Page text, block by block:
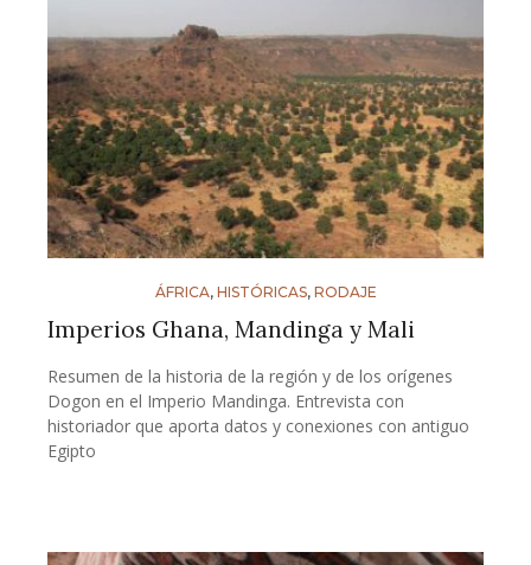
ÁFRICA, HISTÓRICAS, RODAJE
Imperios Ghana, Mandinga y Mali
Resumen de la historia de la región y de los orígenes
Dogon en el Imperio Mandinga. Entrevista con
historiador que aporta datos y conexiones con antiguo
Egipto